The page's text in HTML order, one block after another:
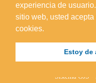
experiencia de
sitio web, usted
cookies.
Estoy de
Sede Principal
Calle 67 #5-27; Bogotá,
Sistema OJS